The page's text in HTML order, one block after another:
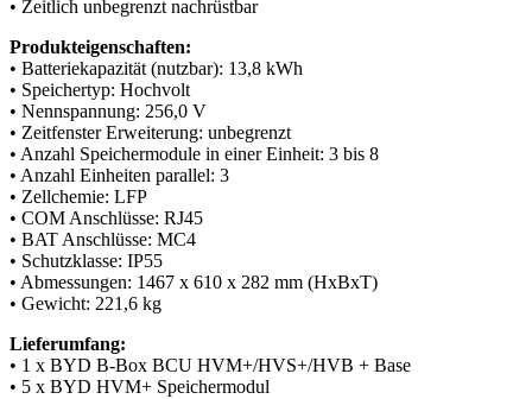
• Zeitlich unbegrenzt nachrüstbar
Produkteigenschaften:
• Batteriekapazität (nutzbar): 13,8 kWh
• Speichertyp: Hochvolt
• Nennspannung: 256,0 V
• Zeitfenster Erweiterung: unbegrenzt
• Anzahl Speichermodule in einer Einheit: 3 bis 8
• Anzahl Einheiten parallel: 3
• Zellchemie: LFP
• COM Anschlüsse: RJ45
• BAT Anschlüsse: MC4
• Schutzklasse: IP55
• Abmessungen: 1467 x 610 x 282 mm (HxBxT)
• Gewicht: 221,6 kg
Lieferumfang:
• 1 x BYD B-Box BCU HVM+/HVS+/HVB + Base
• 5 x BYD HVM+ Speichermodul